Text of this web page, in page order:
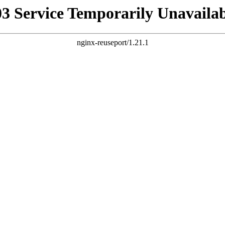
Service Temporarily
nginx-reuseport/1.21.1